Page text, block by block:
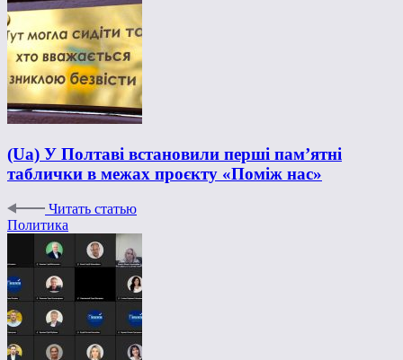
(Ua) У Полтаві встановили перші пам’ятні
таблички в межах проєкту «Поміж нас»
Читать статью
Политика